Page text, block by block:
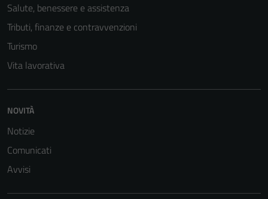
Salute, benessere e assistenza
Tributi, finanze e contravvenzioni
Turismo
Vita lavorativa
NOVITÀ
Notizie
Comunicati
Avvisi